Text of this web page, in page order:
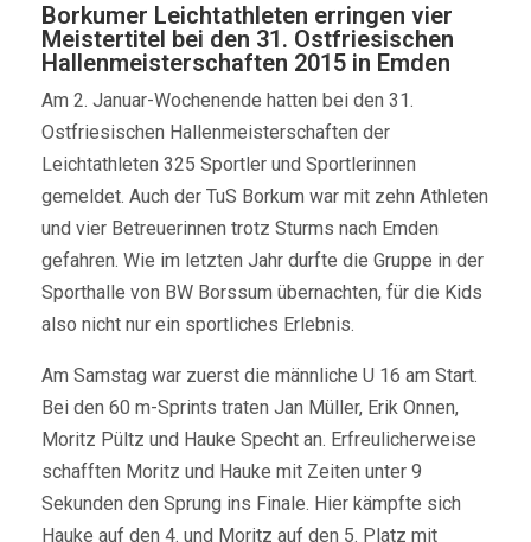
Borkumer Leichtathleten erringen vier
Meistertitel bei den 31. Ostfriesischen
Hallenmeisterschaften 2015 in Emden
Am 2. Januar-Wochenende hatten bei den 31.
Ostfriesischen Hallenmeisterschaften der
Leichtathleten 325 Sportler und Sportlerinnen
gemeldet. Auch der TuS Borkum war mit zehn Athleten
und vier Betreuerinnen trotz Sturms nach Emden
gefahren. Wie im letzten Jahr durfte die Gruppe in der
Sporthalle von BW Borssum übernachten, für die Kids
also nicht nur ein sportliches Erlebnis.
Am Samstag war zuerst die männliche U 16 am Start.
Bei den 60 m-Sprints traten Jan Müller, Erik Onnen,
Moritz Pültz und Hauke Specht an. Erfreulicherweise
schafften Moritz und Hauke mit Zeiten unter 9
Sekunden den Sprung ins Finale. Hier kämpfte sich
Hauke auf den 4. und Moritz auf den 5. Platz mit